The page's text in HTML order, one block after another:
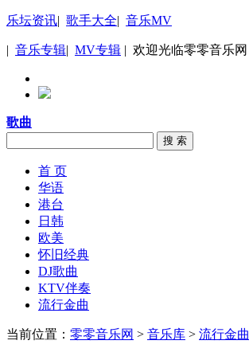
乐坛资讯| 歌手大全| 音乐MV
| 音乐专辑| MV专辑 | 欢迎光临零零音乐网
歌曲
搜 索
首 页
华语
港台
日韩
欧美
怀旧经典
DJ歌曲
KTV伴奏
流行金曲
当前位置： 零零音乐网 > 音乐库 > 流行金曲